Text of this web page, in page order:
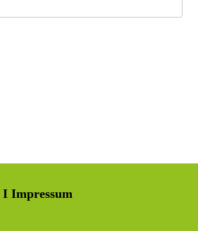
I Impressum